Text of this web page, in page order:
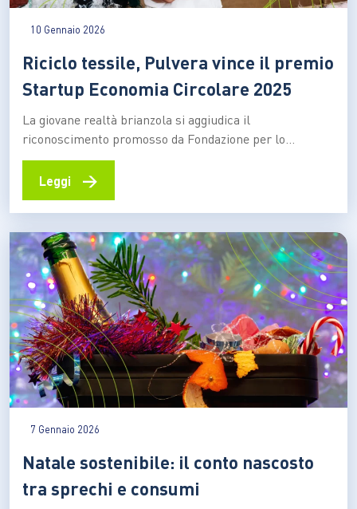
10 Gennaio 2026
Riciclo tessile, Pulvera vince il premio
Startup Economia Circolare 2025
La giovane realtà brianzola si aggiudica il
riconoscimento promosso da Fondazione per lo
Sviluppo Sostenibile ed Ecomondo – Italian Exhibition
Group, grazie a una tecnologia capace di trasformare gli
applicazioni concrete in filiere diverse Valorizzare le
realtà che si distinguono per…
Leggi →
7 Gennaio 2026
Natale sostenibile: il conto nascosto
tra sprechi e consumi